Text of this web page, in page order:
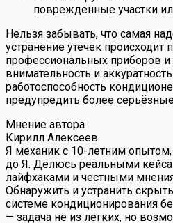
поврежденные участки
Нельзя забывать, что самая
устранение утечек
профессиональных приборов
внимательность и
работоспособность
предупредить более
Мнение автора
Кирилл Алексеев
Я механик с 10-летним
до Я. Делюсь реальными
лайфхаками и честными
Обнаружить и устранить
системе кондиционирования
— задача не из лёгких, но